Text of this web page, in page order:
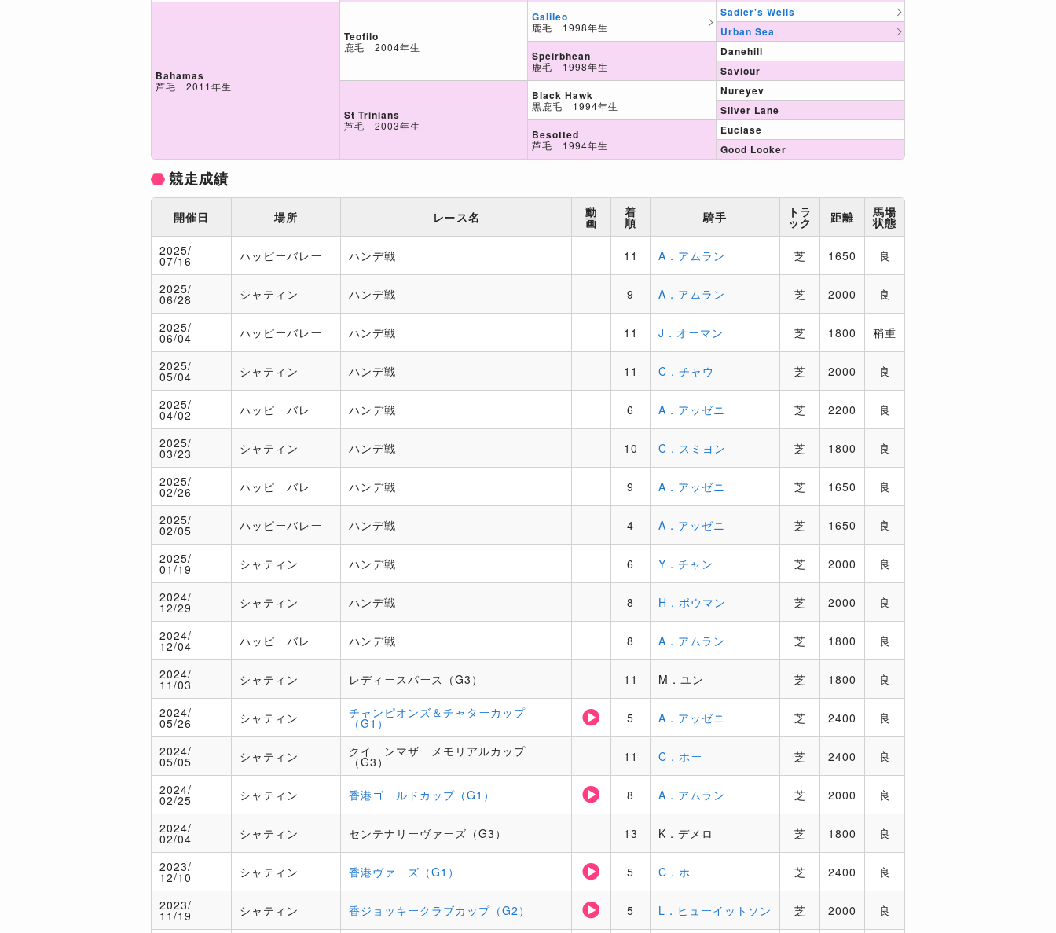
Bahamas
芦毛 2011年生
Teofilo
鹿毛 2004年生
St Trinians
芦毛 2003年生
Galileo
鹿毛 1998年生
Speirbhean
鹿毛 1998年生
Black Hawk
黒鹿毛 1994年生
Besotted
芦毛 1994年生
Sadler's Wells
Urban Sea
Danehill
Saviour
Nureyev
Silver Lane
Euclase
Good Looker
競走成績
開催日 場所 レース名 動
画
着
順 騎手 トラ
ック 距離 馬場
状態
2025/
07/16 ハッピーバレー ハンデ戦 11 A．アムラン 芝 1650 良
2025/
06/28 シャティン ハンデ戦 9 A．アムラン 芝 2000 良
2025/
06/04 ハッピーバレー ハンデ戦 11 J．オーマン 芝 1800 稍重
2025/
05/04 シャティン ハンデ戦 11 C．チャウ 芝 2000 良
2025/
04/02 ハッピーバレー ハンデ戦 6 A．アッゼニ 芝 2200 良
2025/
03/23 シャティン ハンデ戦 10 C．スミヨン 芝 1800 良
2025/
02/26 ハッピーバレー ハンデ戦 9 A．アッゼニ 芝 1650 良
2025/
02/05 ハッピーバレー ハンデ戦 4 A．アッゼニ 芝 1650 良
2025/
01/19 シャティン ハンデ戦 6 Y．チャン 芝 2000 良
2024/
12/29 シャティン ハンデ戦 8 H．ボウマン 芝 2000 良
2024/
12/04 ハッピーバレー ハンデ戦 8 A．アムラン 芝 1800 良
2024/
11/03 シャティン レディースパース（G3） 11 M．ユン 芝 1800 良
2024/
05/26 シャティン チャンピオンズ＆チャターカップ
（G1） 5 A．アッゼニ 芝 2400 良
2024/
05/05 シャティン クイーンマザーメモリアルカップ
（G3） 11 C．ホー 芝 2400 良
2024/
02/25 シャティン 香港ゴールドカップ（G1） 8 A．アムラン 芝 2000 良
2024/
02/04 シャティン センテナリーヴァーズ（G3） 13 K．デメロ 芝 1800 良
2023/
12/10 シャティン 香港ヴァーズ（G1） 5 C．ホー 芝 2400 良
2023/
11/19 シャティン 香ジョッキークラブカップ（G2） 5 L．ヒューイットソン 芝 2000 良